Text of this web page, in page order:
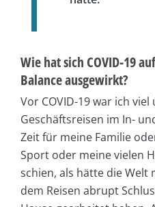
Wie hat sich COVID-19
Balance ausgewirkt?
Vor COVID-19 war ich
Geschäftsreisen im In-
Zeit für meine Familie
Sport oder meine vielen
schien, als hätte die Welt
dem Reisen abrupt